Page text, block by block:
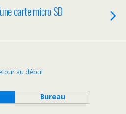
carte micro SD
au début
Bureau